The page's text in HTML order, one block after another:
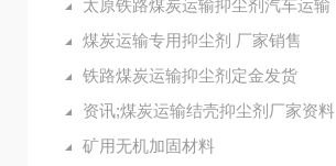
太原铁路煤炭运输抑尘剂汽车运输
煤炭运输专用抑尘剂 厂家销售
铁路煤炭运输抑尘剂定金发货
资讯;煤炭运输结壳抑尘剂厂家资料
矿用无机加固材料